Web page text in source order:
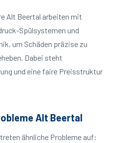
Alt Beertal arbeiten mit
Spülsystemen und
um Schäden präzise zu
Dabei steht
und eine faire Preisstruktur
Alt Beertal
ähnliche Probleme auf: